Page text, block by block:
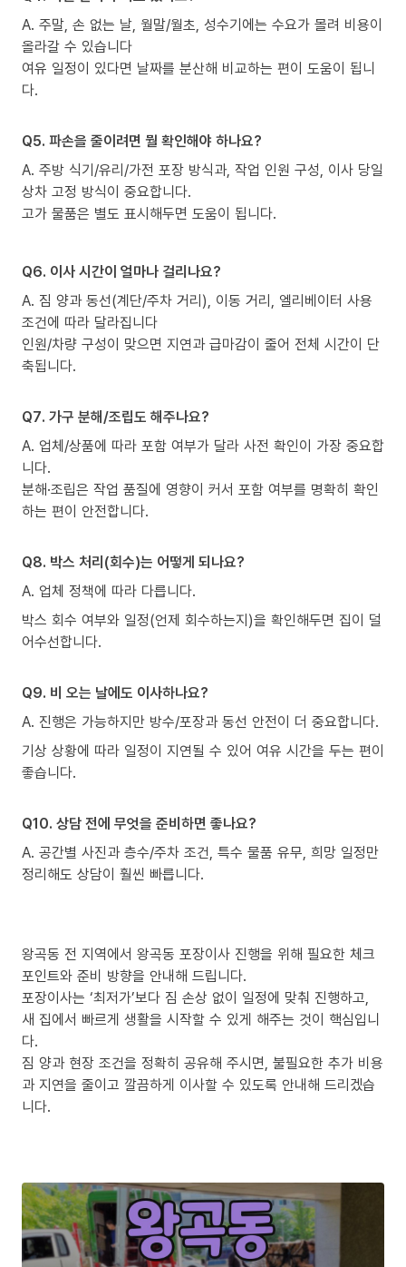
A. 주말, 손 없는 날, 월말/월초, 성수기에는 수요가 몰려 비용이
올라갈 수 있습니다
여유 일정이 있다면 날짜를 분산해 비교하는 편이 도움이 됩니
다.
Q5. 파손을 줄이려면 뭘 확인해야 하나요?
A. 주방 식기/유리/가전 포장 방식과, 작업 인원 구성, 이사 당일
상차 고정 방식이 중요합니다.
고가 물품은 별도 표시해두면 도움이 됩니다.
Q6. 이사 시간이 얼마나 걸리나요?
A. 짐 양과 동선(계단/주차 거리), 이동 거리, 엘리베이터 사용
조건에 따라 달라집니다
인원/차량 구성이 맞으면 지연과 급마감이 줄어 전체 시간이 단
축됩니다.
Q7. 가구 분해/조립도 해주나요?
A. 업체/상품에 따라 포함 여부가 달라 사전 확인이 가장 중요합
니다.
분해·조립은 작업 품질에 영향이 커서 포함 여부를 명확히 확인
하는 편이 안전합니다.
Q8. 박스 처리(회수)는 어떻게 되나요?
A. 업체 정책에 따라 다릅니다.
박스 회수 여부와 일정(언제 회수하는지)을 확인해두면 집이 덜
어수선합니다.
Q9. 비 오는 날에도 이사하나요?
A. 진행은 가능하지만 방수/포장과 동선 안전이 더 중요합니다.
기상 상황에 따라 일정이 지연될 수 있어 여유 시간을 두는 편이
좋습니다.
Q10. 상담 전에 무엇을 준비하면 좋나요?
A. 공간별 사진과 층수/주차 조건, 특수 물품 유무, 희망 일정만
정리해도 상담이 훨씬 빠릅니다.
왕곡동 전 지역에서 왕곡동 포장이사 진행을 위해 필요한 체크
포인트와 준비 방향을 안내해 드립니다.
포장이사는 ‘최저가’보다 짐 손상 없이 일정에 맞춰 진행하고,
새 집에서 빠르게 생활을 시작할 수 있게 해주는 것이 핵심입니
다.
짐 양과 현장 조건을 정확히 공유해 주시면, 불필요한 추가 비용
과 지연을 줄이고 깔끔하게 이사할 수 있도록 안내해 드리겠습
니다.